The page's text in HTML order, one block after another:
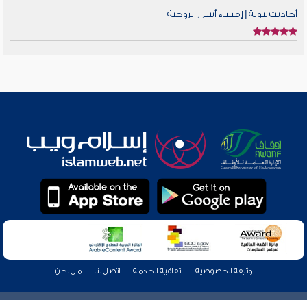
أحاديث نبوية | إفشاء أسرار الزوجية
وثيقة الخصوصية اتفاقية الخدمة اتصل بنا من نحن